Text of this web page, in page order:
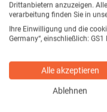
ma-
Veröffentlicht am
Von der
Drittanbietern anzuzeigen.
verarbeitung finden Sie in
Ihre Einwilligung und die
Germany“, einschließlich: GS1
Alle akzeptieren
Ablehnen